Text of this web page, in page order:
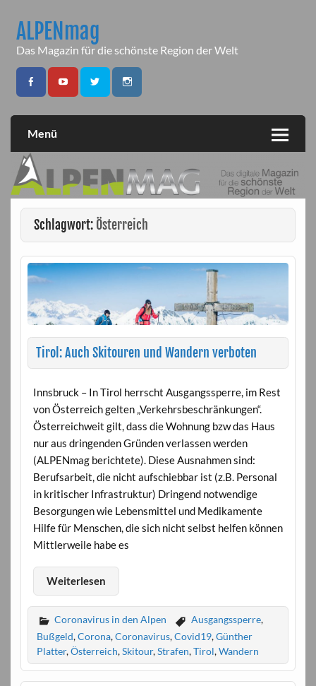
contentALPENmag
Das Magazin für die schönste Region der Welt
Menü
Schlagwort: Österreich
Tirol: Auch Skitouren und Wandern verboten
Innsbruck – In Tirol herrscht Ausgangssperre, im Rest
von Österreich gelten „Verkehrsbeschränkungen“.
Österreichweit gilt, dass die Wohnung bzw das Haus
nur aus dringenden Gründen verlassen werden
(ALPENmag berichtete). Diese Ausnahmen sind:
Berufsarbeit, die nicht aufschiebbar ist (z.B. Personal
in kritischer Infrastruktur) Dringend notwendige
Besorgungen wie Lebensmittel und Medikamente
Hilfe für Menschen, die sich nicht selbst helfen können
Mittlerweile habe es
Weiterlesen
Coronavirus in den Alpen Ausgangssperre,
Bußgeld,Corona,Coronavirus,Covid19,Günther
Platter,Österreich,Skitour,Strafen,Tirol,Wandern